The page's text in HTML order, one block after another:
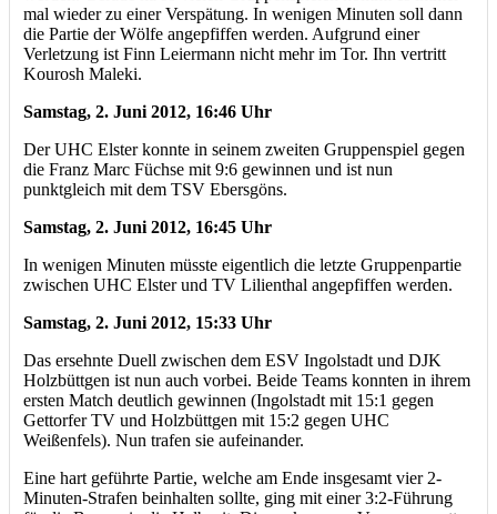
mal wieder zu einer Verspätung. In wenigen Minuten soll dann
die Partie der Wölfe angepfiffen werden. Aufgrund einer
Verletzung ist Finn Leiermann nicht mehr im Tor. Ihn vertritt
Kourosh Maleki.
Samstag, 2. Juni 2012, 16:46 Uhr
Der UHC Elster konnte in seinem zweiten Gruppenspiel gegen
die Franz Marc Füchse mit 9:6 gewinnen und ist nun
punktgleich mit dem TSV Ebersgöns.
Samstag, 2. Juni 2012, 16:45 Uhr
In wenigen Minuten müsste eigentlich die letzte Gruppenpartie
zwischen UHC Elster und TV Lilienthal angepfiffen werden.
Samstag, 2. Juni 2012, 15:33 Uhr
Das ersehnte Duell zwischen dem ESV Ingolstadt und DJK
Holzbüttgen ist nun auch vorbei. Beide Teams konnten in ihrem
ersten Match deutlich gewinnen (Ingolstadt mit 15:1 gegen
Gettorfer TV und Holzbüttgen mit 15:2 gegen UHC
Weißenfels). Nun trafen sie aufeinander.
Eine hart geführte Partie, welche am Ende insgesamt vier 2-
Minuten-Strafen beinhalten sollte, ging mit einer 3:2-Führung